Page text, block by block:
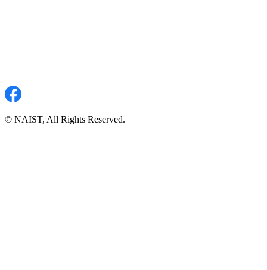
© NAIST, All Rights Reserved.